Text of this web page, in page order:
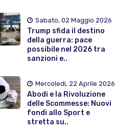
Sabato, 02 Maggio 2026
Trump sfida il destino
della guerra: pace
possibile nel 2026 tra
sanzioni e..
Mercoledì, 22 Aprile 2026
Abodi e la Rivoluzione
delle Scommesse: Nuovi
fondi allo Sport e
stretta su..